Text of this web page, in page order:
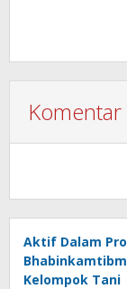
Komentar
Aktif Dalam
Kelompok Tani